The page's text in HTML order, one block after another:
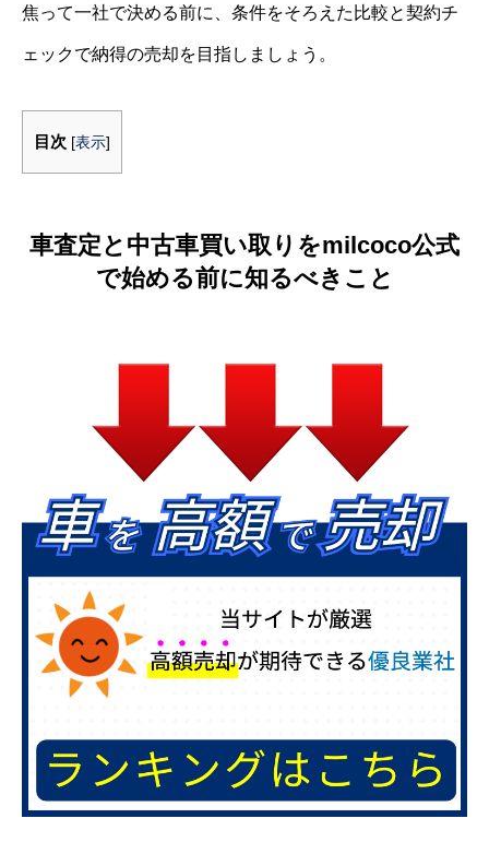
焦って一社で決める前に、条件をそろえた比較と契約チ
ェックで納得の売却を目指しましょう。
目次 [表示]
車査定と中古車買い取りをmilcoco公式
で始める前に知るべきこと